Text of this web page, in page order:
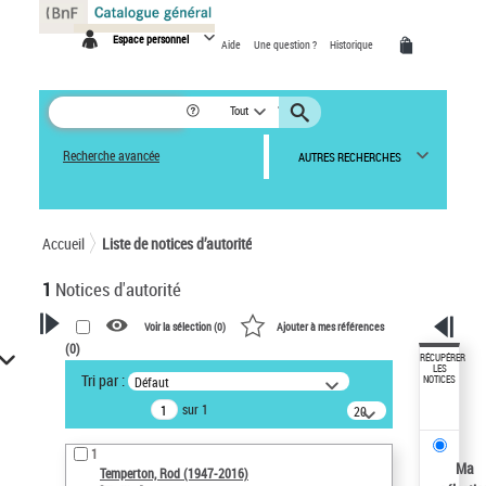
Espace personnel Aide Une question ? Historique
Tout
Recherche avancée AUTRES RECHERCHES
Accueil Liste de notices d’autorité
1 Notices d'autorité
VOTRE RECHERCHE
Recherche avancée dans les
notices d’autorité
Œuvres liées à l'auteur :
Temperton, Rod (1947-2016)
Voir la sélection (0) Ajouter à mes références
(0)
Tri par : Défaut
sur 1
20
résultats/page
1
Temperton, Rod (1947-2016)
RÉCUPÉRER
LES
NOTICES
Ma
Panneau de gestion des cookies